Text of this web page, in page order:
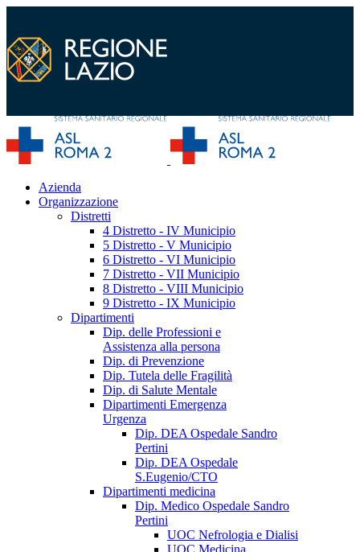
Azienda
Organizzazione
Distretti
4 Distretto - IV Municipio
5 Distretto - V Municipio
6 Distretto - VI Municipio
7 Distretto - VII Municipio
8 Distretto - VIII Municipio
9 Distretto - IX Municipio
Dipartimenti
Dip. delle Professioni e
Assistenza alla persona
Dip. di Prevenzione
Dip. Tutela delle Fragilità
Dip. di Salute Mentale
Dipartimenti Emergenza
Urgenza
Dip. DEA Ospedale Sandro
Pertini
Dip. DEA Ospedale
S.Eugenio/CTO
Dipartimenti medicina
Dip. Medico Ospedale Sandro
Pertini
UOC Nefrologia e Dialisi
UOC Medicina